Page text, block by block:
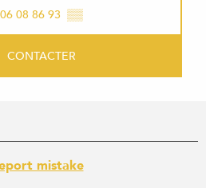
06 08 86 93 ▒▒
CONTACTER
mistake